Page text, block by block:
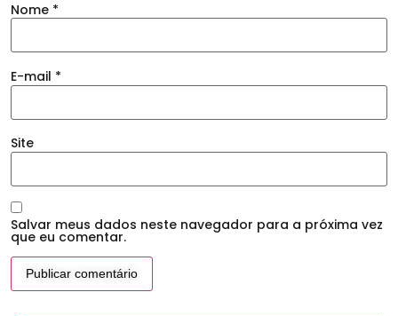
Nome *
E-mail *
Site
Salvar meus dados neste navegador para a próxima vez
que eu comentar.